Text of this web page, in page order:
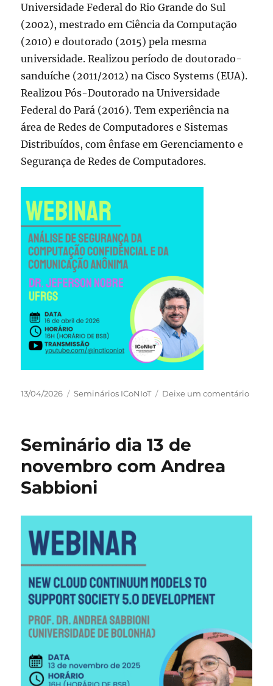
Universidade Federal do Rio Grande do Sul
(2002), mestrado em Ciência da Computação
(2010) e doutorado (2015) pela mesma
universidade. Realizou período de doutorado-
sanduíche (2011/2012) na Cisco Systems (EUA).
Realizou Pós-Doutorado na Universidade
Federal do Pará (2016). Tem experiência na
área de Redes de Computadores e Sistemas
Distribuídos, com ênfase em Gerenciamento e
Segurança de Redes de Computadores.
Publicado
13/04/2026 Categorias
Seminários ICoNIoT Deixe um comentárioem
Seminário dia 13 de
novembro com Andrea
Sabbioni